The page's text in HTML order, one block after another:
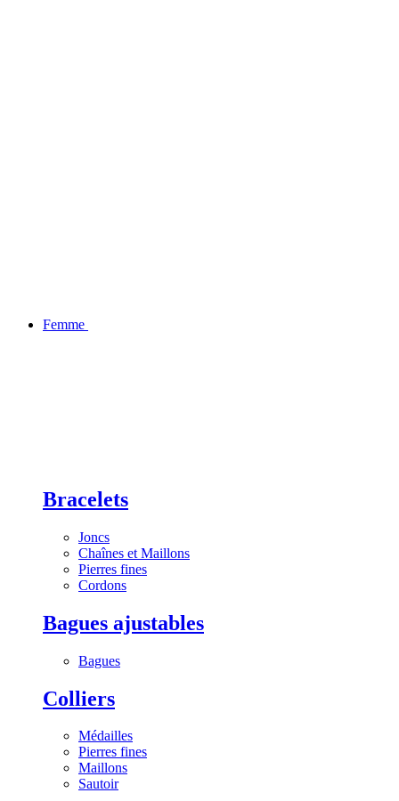
Femme
Bracelets
Joncs
Chaînes et Maillons
Pierres fines
Cordons
Bagues ajustables
Bagues
Colliers
Médailles
Pierres fines
Maillons
Sautoir